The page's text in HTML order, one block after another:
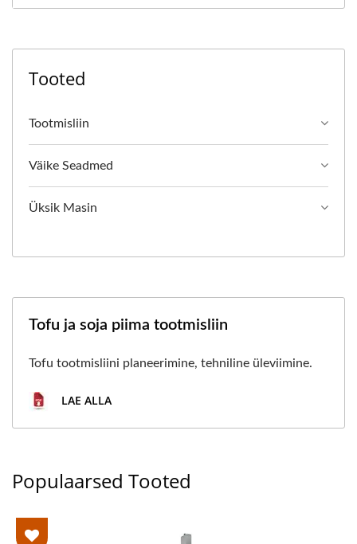
Tooted
Tootmisliin
Väike Seadmed
Üksik Masin
Tofu ja soja piima tootmisliin
Tofu tootmisliini planeerimine, tehniline üleviimine.
LAE ALLA
Populaarsed Tooted